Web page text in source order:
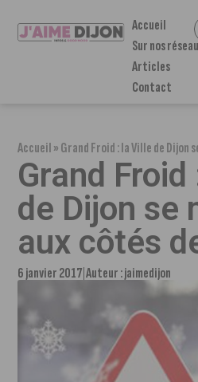
Accueil
Sur nos
Articles
Contact
Accueil»Grand Froid : la Ville de Dijon
Grand
de Dijon se
aux côtés
6 janvier 2017 Auteur :jaimedijon